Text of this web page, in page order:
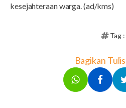
kesejahteraan warga. (ad/kms)
Tag :
Bagikan